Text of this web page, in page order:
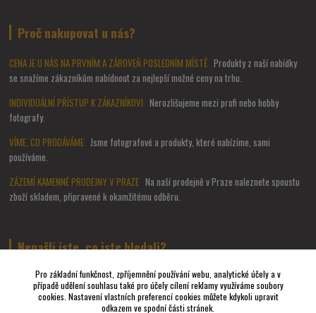
Proč nakupovat u nás?
CENA JE U NÁS NA PRVNÍM A ZÁROVEŇ POSLEDNÍM MÍSTĚ Produkty z naší nabídky
se snažíme zákazníkům nabídnout za nejlepší možné ceny na trhu.
INDIVIDUÁLNÍ PŘÍSTUP K ZÁKAZNÍKOVINerozlišujeme mezi profi nebo hobby
fotografy.
VÍME, CO PRODÁVÁME Jsme fotografové a produkty, které nabízíme, sami
používáme.
ZÁZEMÍ KAMENNÉ PRODEJNY V PRAZENa naší prodejně v Praze naleznete spoustu
zboží skladem, připravené k okamžitému odběru.
Nenašli jste, co jste hledali?
Napište nám a pokusíme se udělat vše, abychom pro Vás sehnali to
nejvhodnější FOTO a VIDEO příslušenství.
Pro základní funkčnost, zpříjemnění používání webu, analytické účely a v
případě udělení souhlasu také pro účely cílení reklamy využíváme soubory
cookies. Nastavení vlastních preferencí cookies můžete kdykoli upravit
odkazem ve spodní části stránek.